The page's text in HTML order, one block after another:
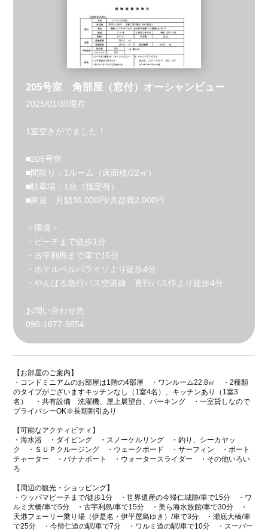
205号室 角部屋（窓付）オーシャンビュー
2025/01/30現在
1室空きがでました！
■205号室
■間取り：1ルーム（床面積/22㎡）
■駐車場：1台（指定有）
■家賃：月額36,000円/共益費2,000円
＜環境＞
・ビーチまで徒歩1分
・古宇利島まで車で15分
・ホテルベルパライソより徒歩4分
・やんばる急行バス空港線 直行バス停より徒歩4分
お問い合わせ先
090-1877-9854
【お部屋のご案内】
・コンドミニアムのお部屋は1階の4部屋 ・ワンルーム22.8㎡ ・2種類
のタイプがございますキッチンなし（1室4名）、キッチンあり（1室3
名） ・共有設備 洗濯機、屋上展望台、パーキング ・一室貸しなので
プライバシーOK※長期割引あり
【可能なアクティビティ】
・海水浴 ・ダイビング ・スノーケルリング ・釣り、シーカヤッ
ク ・ＳＵＰクルージング ・ウェークボード ・サーフィン ・ボート
チャーター ・バナナボート ・ウォータースライダー ・その他いろい
ろ
【周辺の観光・ショッピング】
・ウッパマビーチまで/徒歩1分 ・世界遺産の今帰仁城跡/車で15分 ・ワ
ルミ大橋/車で5分 ・古宇利島/車で15分 ・美ら海水族館/車で30分 ・
天港フェーリー乗り場（伊是名・伊平屋島ゆき）/車で3分 ・瀬底大橋/車
で25分 ・今帰仁道の駅/車で7分 ・ワルミ道の駅/車で10分 ・スーパー